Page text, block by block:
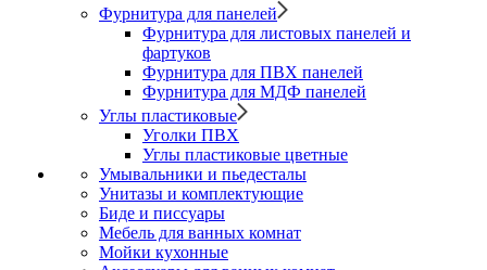
Фурнитура для панелей
Фурнитура для листовых панелей и
фартуков
Фурнитура для ПВХ панелей
Фурнитура для МДФ панелей
Углы пластиковые
Уголки ПВХ
Углы пластиковые цветные
Умывальники и пьедесталы
Унитазы и комплектующие
Биде и писсуары
Мебель для ванных комнат
Мойки кухонные